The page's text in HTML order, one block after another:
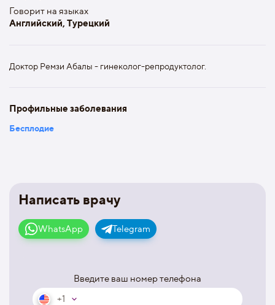
Написать врачу
WhatsApp Telegram
Введите ваш номер телефона
+1
Говорит на языках
Английский, Турецкий
Доктор Ремзи Абалы - гинеколог-репродуктолог.
Профильные заболевания
Бесплодие